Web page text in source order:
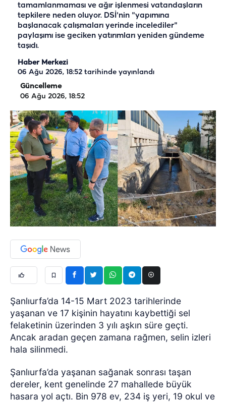
tamamlanmaması ve ağır işlenmesi vatandaşların
tepkilere neden oluyor. DSİ'nin "yapımına
başlanacak çalışmaları yerinde incelediler"
paylaşımı ise geciken yatırımları yeniden gündeme
taşıdı.
Haber Merkezi
06 Ağu 2026, 18:52 tarihinde yayınlandı
Güncelleme
06 Ağu 2026, 18:52
Şanlıurfa’da 14-15 Mart 2023 tarihlerinde
yaşanan ve 17 kişinin hayatını kaybettiği sel
felaketinin üzerinden 3 yılı aşkın süre geçti.
Ancak aradan geçen zamana rağmen, selin izleri
hala silinmedi.
Şanlıurfa’da yaşanan sağanak sonrası taşan
dereler, kent genelinde 27 mahallede büyük
hasara yol açtı. Bin 978 ev, 234 iş yeri, 19 okul ve